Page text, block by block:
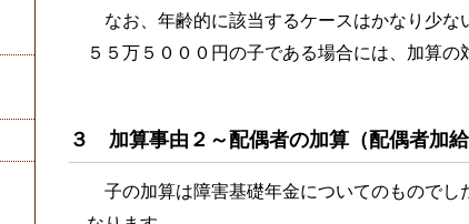
なお、年齢的に該当するケースはかなり少な
５５万５０００円の子である場合には、加算の
３ 加算事由２～配偶者の加算（配偶者加
子の加算は障害基礎年金についてのものでし